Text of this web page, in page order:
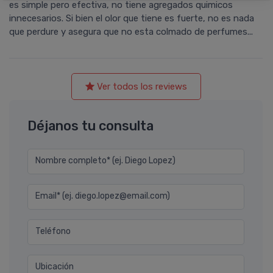
es simple pero efectiva, no tiene agregados quimicos
innecesarios. Si bien el olor que tiene es fuerte, no es nada
que perdure y asegura que no esta colmado de perfumes...
Ver todos los reviews
Déjanos tu consulta
Nombre completo* (ej. Diego Lopez)
Email* (ej. diego.lopez@email.com)
Teléfono
Ubicación